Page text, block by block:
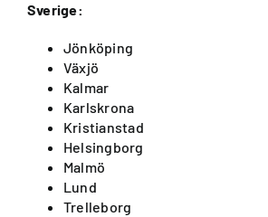
Sverige:
Jönköping
Växjö
Kalmar
Karlskrona
Kristianstad
Helsingborg
Malmö
Lund
Trelleborg